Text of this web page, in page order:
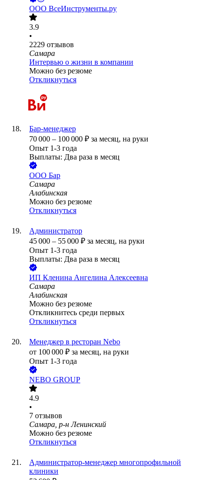
ООО ВсеИнструменты.ру
3.9
•
2229 отзывов
Самара
Интервью о жизни в компании
Можно без резюме
Откликнуться
Бар-менеджер
70 000 – 100 000 ₽ за месяц, на руки
Опыт 1-3 года
Выплаты: Два раза в месяц
ООО Бар
Самара
Алабинская
Можно без резюме
Откликнуться
Администратор
45 000 – 55 000 ₽ за месяц, на руки
Опыт 1-3 года
Выплаты: Два раза в месяц
ИП Кленина Ангелина Алексеевна
Самара
Алабинская
Можно без резюме
Откликнитесь среди первых
Откликнуться
Менеджер в ресторан Nebo
от 100 000 ₽ за месяц, на руки
Опыт 1-3 года
NEBO GROUP
4.9
•
7 отзывов
Самара, р-н Ленинский
Можно без резюме
Откликнуться
Администратор-менеджер многопрофильной
клиники